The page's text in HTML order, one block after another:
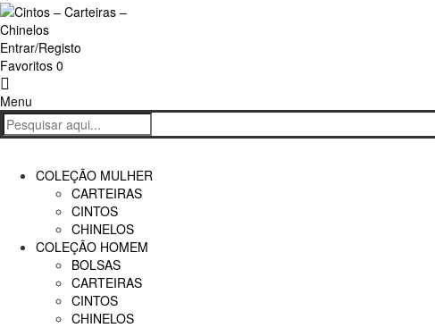
Carrinho
Entrar/Registo
Favoritos 0
Carrinho
Menu
COLEÇÃO MULHER
CARTEIRAS
CINTOS
CHINELOS
COLEÇÃO HOMEM
BOLSAS
CARTEIRAS
CINTOS
CHINELOS